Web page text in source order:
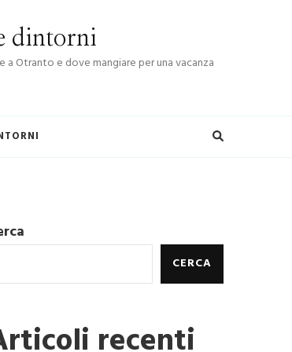
dintorni
Otranto e dove mangiare per una vacanza
CERCA
recenti